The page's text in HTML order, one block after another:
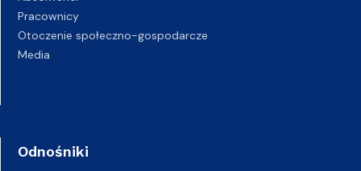
Pracownicy
Otoczenie społeczno-gospodarcze
Media
Odnośniki